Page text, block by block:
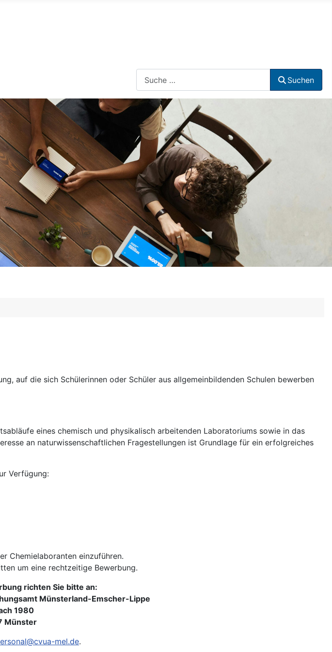
Suchen
auf die sich Schülerinnen oder Schüler aus allgemeinbildenden Schulen bewerben
eines chemisch und physikalisch arbeitenden Laboratoriums sowie in das
an naturwissenschaftlichen Fragestellungen ist Grundlage für ein erfolgreiches
Verfügung:
Chemielaboranten einzuführen.
um eine rechtzeitige Bewerbung.
richten Sie bitte an:
Münsterland-Emscher-Lippe
1980
Münster
mel.de.